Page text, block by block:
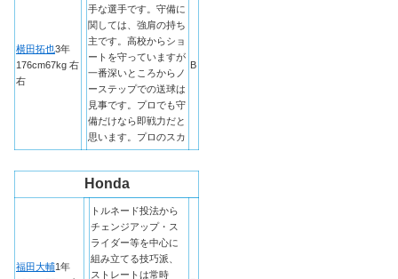
横田拓也3年
176cm67kg 右
右
手な選手です。守備に
関しては、強肩の持ち
主です。高校からショ
ートを守っていますが
一番深いところからノ
ーステップでの送球は
見事です。プロでも守
備だけなら即戦力だと
思います。プロのスカ
B
Honda
福田大輔1年
トルネード投法から
チェンジアップ・ス
ライダー等を中心に
組み立てる技巧派、
ストレートは常時